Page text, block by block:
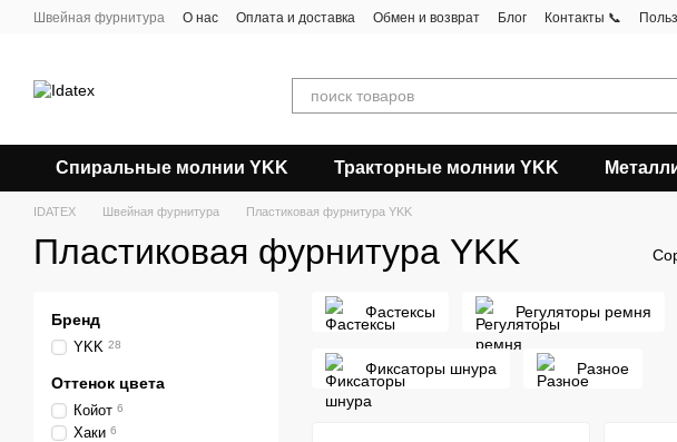
Перейти к основному контенту
Швейная фурнитура О нас Оплата и доставка Обмен и возврат Блог Контакты 📞
Спиральные молнии YKK Тракторные молнии YKK
IDATEX Швейная фурнитура Пластиковая фурнитура YKK
Пластиковая фурнитура YKK
Фастексы Регуляторы ремня
Фиксаторы шнура Разное
Бренд
YKK 28
Оттенок цвета
Койот 6
Хаки 6